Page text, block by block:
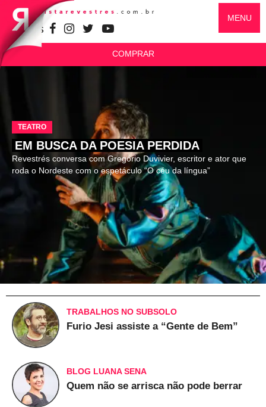
SIGA-NOS
MENU
COMPRAR
TEATRO
EM BUSCA DA POESIA PERDIDA
Revestrés conversa com Gregório Duvivier, escritor e ator que
roda o Nordeste com o espetáculo “O céu da língua”
TRABALHOS NO SUBSOLO
Furio Jesi assiste a “Gente de Bem”
BLOG LUANA SENA
Quem não se arrisca não pode berrar